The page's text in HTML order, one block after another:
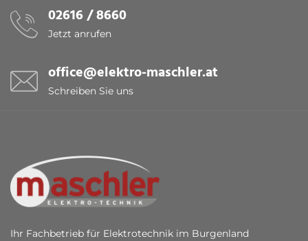
02616 / 8660
Jetzt anrufen
office@elektro-maschler.at
Schreiben Sie uns
Ihr Fachbetrieb für Elektrotechnik im Burgenland